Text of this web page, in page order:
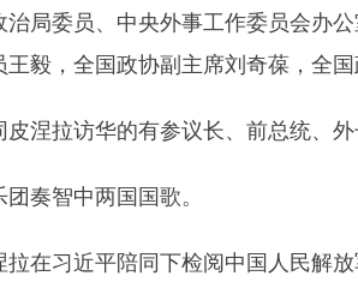
治局委员、中央外事工作委员会办
王毅，全国政协副主席刘奇葆，全
拉访华的有参议长、前总统、外
智中两国国歌。
习近平陪同下检阅中国人民解放